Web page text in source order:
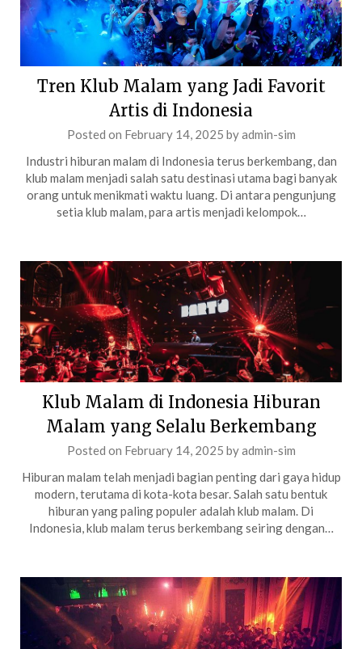
Tren Klub Malam yang Jadi Favorit
Artis di Indonesia
Posted on February 14, 2025 byadmin-sim
Industri hiburan malam di Indonesia terus berkembang, dan
klub malam menjadi salah satu destinasi utama bagi banyak
orang untuk menikmati waktu luang. Di antara pengunjung
setia klub malam, para artis menjadi kelompok…
Klub Malam di Indonesia Hiburan
Malam yang Selalu Berkembang
Posted on February 14, 2025 byadmin-sim
Hiburan malam telah menjadi bagian penting dari gaya hidup
modern, terutama di kota-kota besar. Salah satu bentuk
hiburan yang paling populer adalah klub malam. Di
Indonesia, klub malam terus berkembang seiring dengan…